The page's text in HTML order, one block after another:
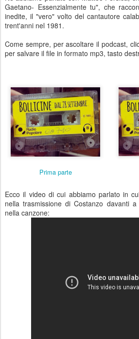
Gaetano- Essenzialmente tu", che
inedite, il "vero" volto del cantautore
trent'anni nel 1981.
Come sempre, per ascoltare il podcast,
per salvare il file in formato mp3, tasto
Prima parte
Ecco il video di cui abbiamo parlato in
nella trasmissione di Costanzo davanti
nella canzone: